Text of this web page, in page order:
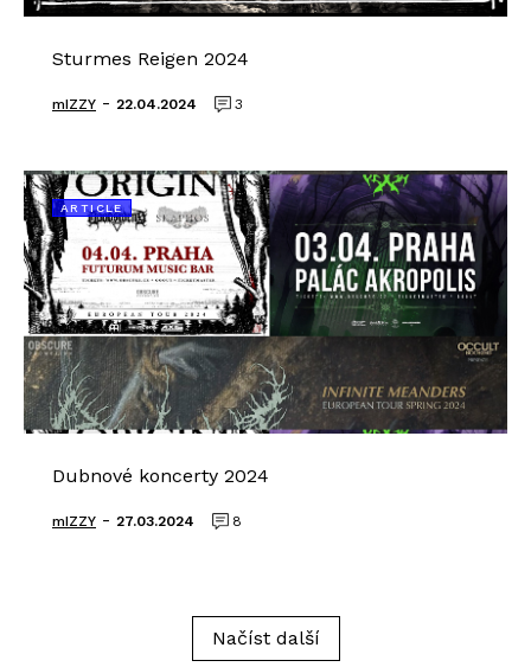
Sturmes Reigen 2024
mIZZY - 22.04.2024 3
ARTICLE
Dubnové koncerty 2024
mIZZY - 27.03.2024 8
Načíst další